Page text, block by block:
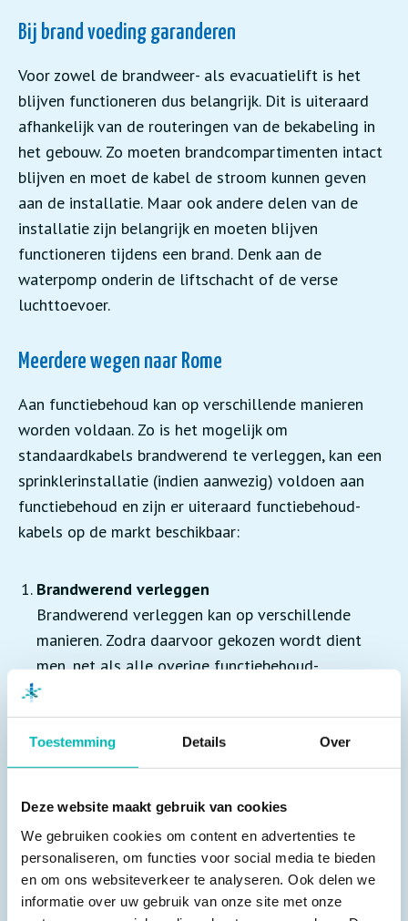
Toestemming Details Over
Deze website maakt gebruik van cookies
We gebruiken cookies om content en advertenties te
personaliseren, om functies voor social media te bieden
en om ons websiteverkeer te analyseren. Ook delen we
informatie over uw gebruik van onze site met onze
Bij brand voeding garanderen
Voor zowel de brandweer- als evacuatielift is het
blijven functioneren dus belangrijk. Dit is uiteraard
afhankelijk van de routeringen van de bekabeling in
het gebouw. Zo moeten brandcompartimenten intact
blijven en moet de kabel de stroom kunnen geven
aan de installatie. Maar ook andere delen van de
installatie zijn belangrijk en moeten blijven
functioneren tijdens een brand. Denk aan de
waterpomp onderin de liftschacht of de verse
luchttoevoer.
Meerdere wegen naar Rome
Aan functiebehoud kan op verschillende manieren
worden voldaan. Zo is het mogelijk om
standaardkabels brandwerend te verleggen, kan een
sprinklerinstallatie (indien aanwezig) voldoen aan
functiebehoud en zijn er uiteraard functiebehoud-
kabels op de markt beschikbaar:
Brandwerend verleggen
Brandwerend verleggen kan op verschillende
manieren. Zodra daarvoor gekozen wordt dient
men, net als alle overige functiebehoud-
oplossingen, te voldoen aan de NPR 2576. Dit is
de richtlijn waar functiebehoud in omschreven is.
Voor brandwerende verlegging moeten de
standaardkabels dusdanig beschermd zijn dat ze
nieuwbouw moet er dus in een vroegtijdig stadium
goed overleg plaatsvinden met een bouwkundig
aannemer om te voldoen aan de eisen voor
brandwerende verlegging.